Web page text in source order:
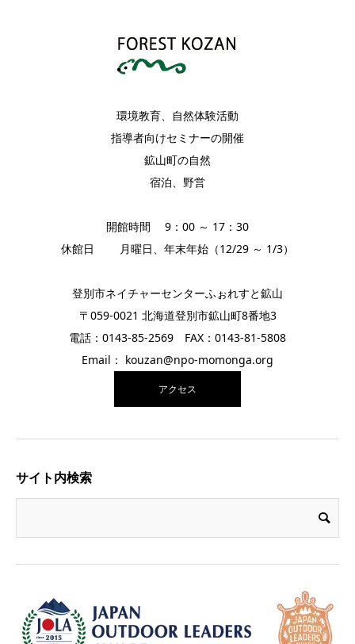
環境教育、自然体験活動
指導者向けセミナーの開催
鉱山町の自然
宿泊、野営
開館時間 9：00 ～ 17：30
休館日 月曜日、年末年始（12/29 ～ 1/3）
登別市ネイチャーセンターふぉれすと鉱山
〒059-0021 北海道登別市鉱山町8番地3
電話：0143-85-2569 FAX：0143-81-5808
Email： kouzan@npo-momonga.org
アクセス
サイト内検索